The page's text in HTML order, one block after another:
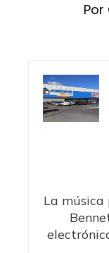
Por
La música